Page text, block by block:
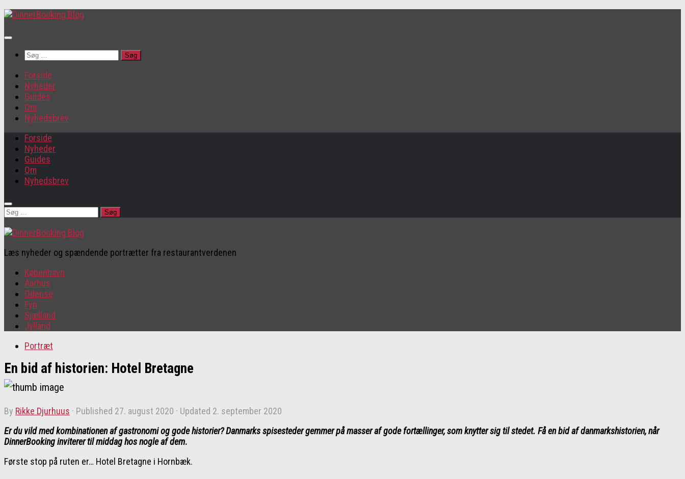
Søg
Forside
Nyheder
Guides
Om
Nyhedsbrev
Forside
Nyheder
Guides
Om
Nyhedsbrev
Søg
Læs nyheder og spændende portrætter fra restaurantverdenen
København
Aarhus
Odense
Fyn
Sjælland
Jylland
Portræt
En bid af historien: Hotel Bretagne
by Rikke Djurhuus · Published 27. august 2020 · Updated 2. september 2020
Er du vild med kombinationen af gastronomi og gode historier? Danmarks spisesteder gemmer på masser af gode fortællinger, som knytter sig til stedet. Få en bid af danmarkshistorien, når
DinnerBooking inviterer til middag hos nogle af dem.
Første stop på ruten er… Hotel Bretagne i Hornbæk.